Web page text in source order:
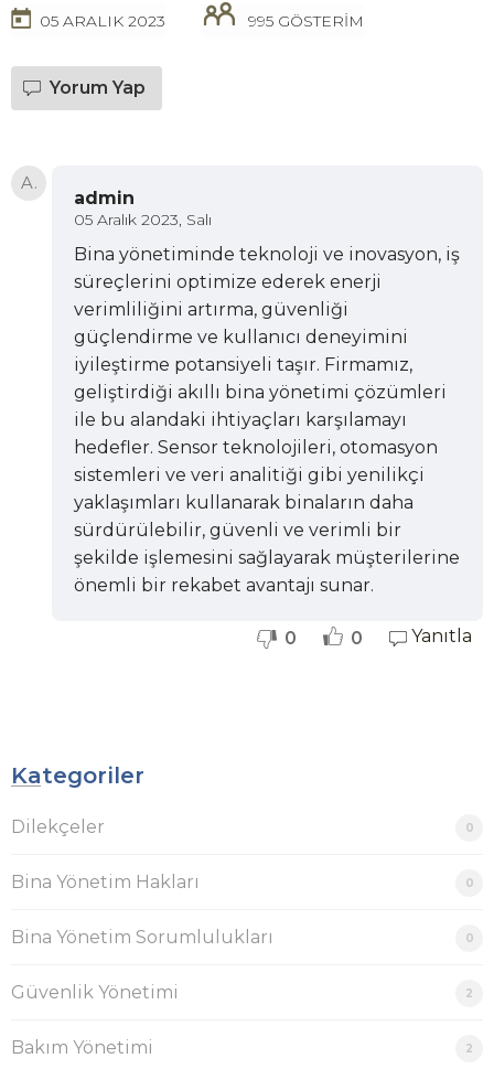
05 ARALIK 2023 995 GÖSTERİM
Yorum Yap
A.
admin
05 Aralık 2023, Salı
Bina yönetiminde teknoloji ve inovasyon, iş
süreçlerini optimize ederek enerji
verimliliğini artırma, güvenliği
güçlendirme ve kullanıcı deneyimini
iyileştirme potansiyeli taşır. Firmamız,
geliştirdiği akıllı bina yönetimi çözümleri
ile bu alandaki ihtiyaçları karşılamayı
hedefler. Sensor teknolojileri, otomasyon
sistemleri ve veri analitiği gibi yenilikçi
yaklaşımları kullanarak binaların daha
sürdürülebilir, güvenli ve verimli bir
şekilde işlemesini sağlayarak müşterilerine
önemli bir rekabet avantajı sunar.
0 0 Yanıtla
Kategoriler
Dilekçeler 0
Bina Yönetim Hakları 0
Bina Yönetim Sorumlulukları 0
Güvenlik Yönetimi 2
Bakım Yönetimi 2